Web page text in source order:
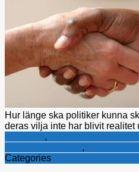
Hur länge ska politiker kunna
deras vilja inte har blivit realitet
,
,
Categories